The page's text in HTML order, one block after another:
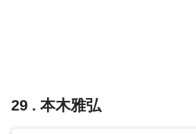
29 . 本木雅弘